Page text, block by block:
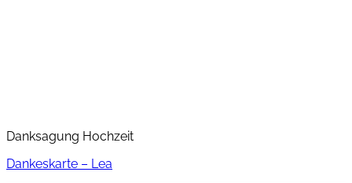
Danksagung Hochzeit
Dankeskarte – Lea